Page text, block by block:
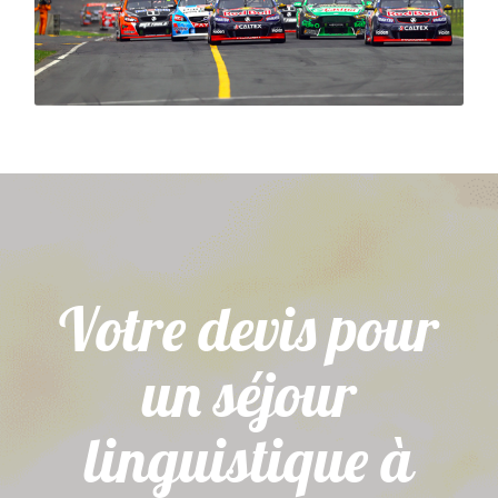
limites.
Votre devis pour
un séjour
linguistique à